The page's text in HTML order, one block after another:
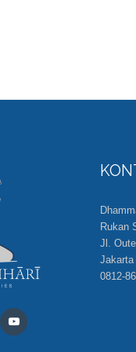
Rukan
Jl.
Jakarta
0812-